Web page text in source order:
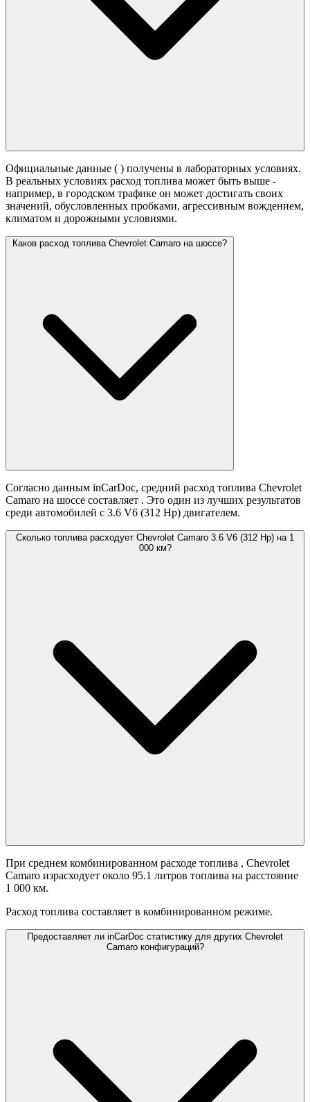
Официальные данные ( ) получены в лабораторных условиях.
В реальных условиях расход топлива может быть выше -
например, в городском трафике он может достигать своих
значений, обусловленных пробками, агрессивным вождением,
климатом и дорожными условиями.
Каков расход топлива Chevrolet Camaro на шоссе?
Согласно данным inCarDoc, средний расход топлива Chevrolet
Camaro на шоссе составляет . Это один из лучших результатов
среди автомобилей с 3.6 V6 (312 Hp) двигателем.
Сколько топлива расходует Chevrolet Camaro 3.6 V6 (312 Hp) на 1
000 км?
При среднем комбинированном расходе топлива , Chevrolet
Camaro израсходует около 95.1 литров топлива на расстояние
1 000 км.
Расход топлива составляет в комбинированном режиме.
Предоставляет ли inCarDoc статистику для других Chevrolet
Camaro конфигураций?